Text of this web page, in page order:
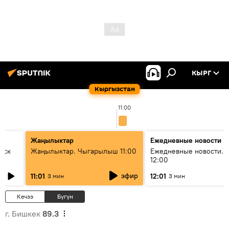
Кыргызстан
КЫРГ
11:00
Жаңылыктар
Жаңылыктар. Чыгарылыш 11:00
11:01 3 мин эфир
Ежедневные новости
Ежедневные новости.
12:00
12:01 3 мин
Кечээ Бүгүн
г. Бишкек 89.3